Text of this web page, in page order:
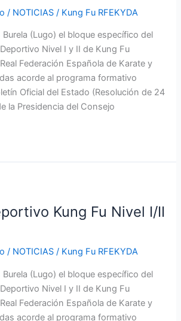
/ NOTICIAS / Kung Fu RFEKYDA
Burela (Lugo) el bloque específico del
Nivel I y II de Kung Fu
Federación Española de Karate y
acorde al programa formativo
Oficial del Estado (Resolución de 24
la Presidencia del Consejo
Kung Fu Nivel I/II
/ NOTICIAS / Kung Fu RFEKYDA
Burela (Lugo) el bloque específico del
Nivel I y II de Kung Fu
Federación Española de Karate y
acorde al programa formativo